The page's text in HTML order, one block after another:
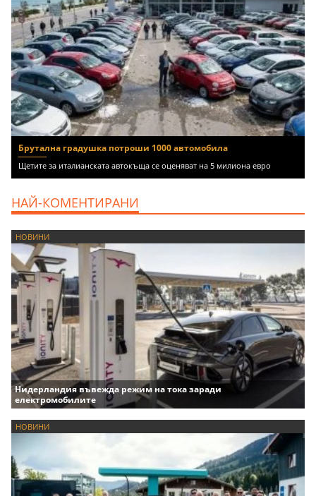
Брутална градушка потроши 1000 автомобила
Щетите за италианската автокъща се оценяват на 5 милиона евро
НАЙ-КОМЕНТИРАНИ
НОВИНИ
Нидерландия въвежда режим на тока заради
електромобилите
НОВИНИ